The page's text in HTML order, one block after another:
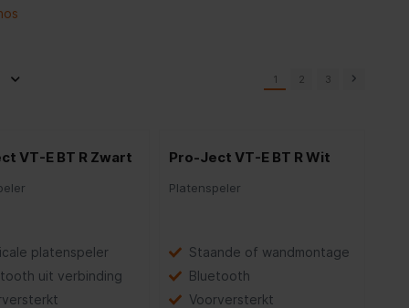
1 2 3
VT-E BT R Zwart
platenspeler
uit verbinding
Pro-Ject VT-E BT R Wit
Platenspeler
Staande of wandmontage
Bluetooth
Voorversterkt